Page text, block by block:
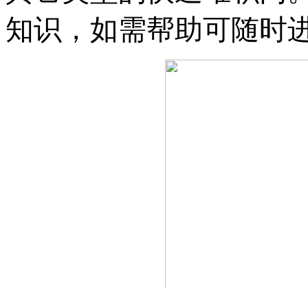
知识，如需帮助可随时